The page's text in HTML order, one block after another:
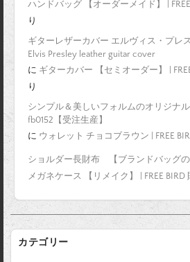
ハンドバッグ 【オーダーメイド】 |
り
ギターレザーカバー エルヴィス・プレ
Elvis Presley leather guitar cover
に ギターカバー 【セミオーダー】 |
り
シンプル＆美しいフォルムのオリジナ
fb0152【受注生産】
に ウォレット チョコブラウン | FREE
ショルダー長財布 【ブランドバッグの
メガネケース 【リメイク】 | FREE
カテゴリー